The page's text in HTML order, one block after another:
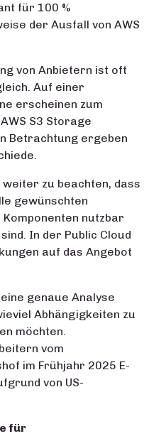
für 100 %
der Ausfall von AWS
von Anbietern ist oft
Auf einer
erscheinen zum
S3 Storage
Betrachtung ergeben
zu beachten, dass
gewünschten
nutzbar
In der Public Cloud
auf das Angebot
genaue Analyse
Abhängigkeiten zu
möchten.
vom
im Frühjahr 2025 E-
von US-
für